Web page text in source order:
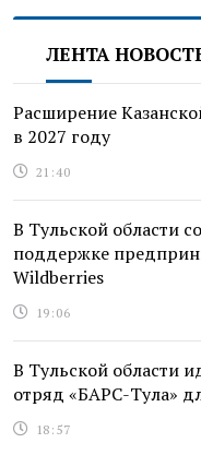
ЛЕНТА
Расширение
в 2027 году
21:40
В Тульской области
поддержке
Wildberries
19:06
В Тульской области
отряд «БАРС-Тула»
18:57